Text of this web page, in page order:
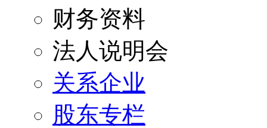
财务资料
法人说明会
关系企业
股东专栏